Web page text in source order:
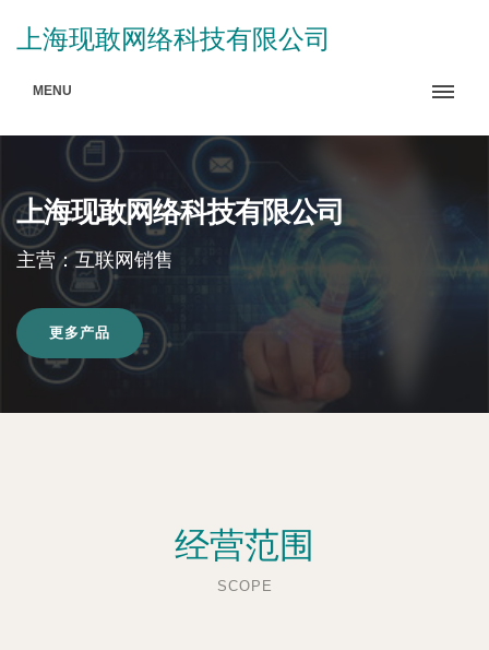
上海现敢网络科技有限公司
MENU
上海现敢网络科技有限公司
主营：互联网销售
更多产品
经营范围
SCOPE